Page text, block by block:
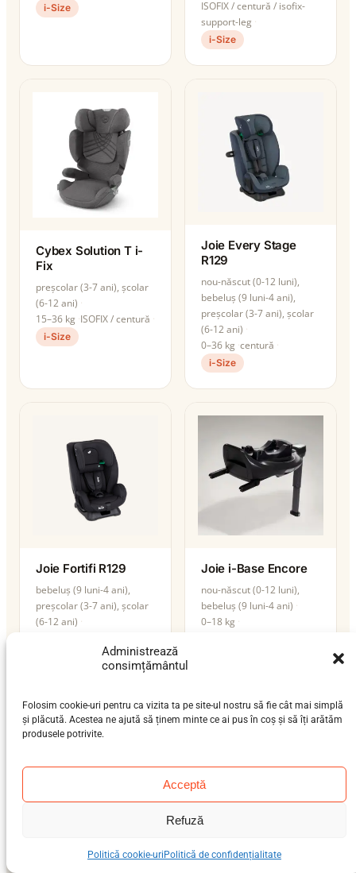
Administrează
consimțământul
Folosim cookie-uri pentru ca vizita ta pe site-ul nostru să fie cât mai simplă
și plăcută. Acestea ne ajută să ținem minte ce ai pus în coș și să îți arătăm
produsele potrivite.
Acceptă
Refuză
Politică cookie-uri Politică de confidențialitate
i-Size
ISOFIX / centură / isofix-
support-leg
i-Size
Cybex Solution T i-
Fix
preșcolar (3-7 ani), școlar
(6-12 ani)
15–36 kg ISOFIX / centură
i-Size
Joie Every Stage
R129
nou-născut (0-12 luni),
bebeluș (9 luni-4 ani),
preșcolar (3-7 ani), școlar
(6-12 ani)
0–36 kg centură
i-Size
Joie Fortifi R129
bebeluș (9 luni-4 ani),
preșcolar (3-7 ani), școlar
(6-12 ani)
Joie i-Base Encore
nou-născut (0-12 luni),
bebeluș (9 luni-4 ani)
0–18 kg
Joie i-Base LX 2 Joie i-Bold